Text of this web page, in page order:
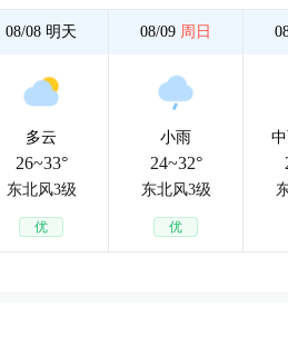
08/08 明天
多云
26~33°
东北风3级
优
08/09 周日
小雨
24~32°
东北风3级
优